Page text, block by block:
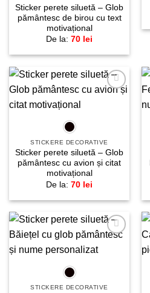
Sticker perete siluetă – Glob
pământesc de birou cu text
motivațional
De la: 70 lei
Adaugă
STICKERE DECORATIVE
Sticker perete siluetă – Glob
pământesc cu avion și citat
motivațional
De la: 70 lei
STICKERE DECORATIVE